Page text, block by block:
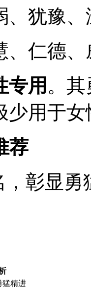
、犹豫
、仁德
专用 。
少用于
荐
，彰显
猛精进